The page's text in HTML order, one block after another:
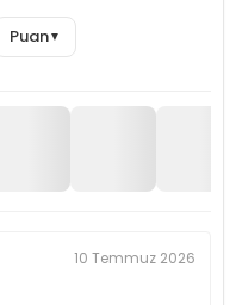
Puan▼
10 Temmuz 2026